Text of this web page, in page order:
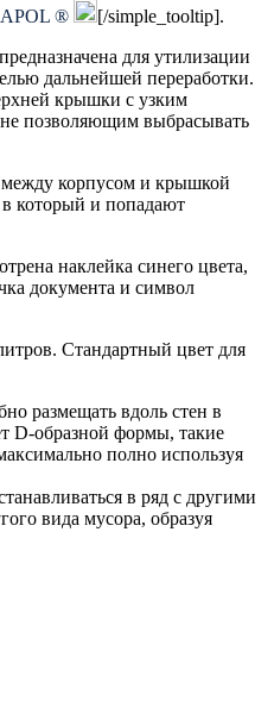
®
[/simple_tooltip].
для утилизации
дальнейшей переработки.
крышки с узким
позволяющим выбрасывать
корпусом и крышкой
который и попадают
наклейка синего цвета,
документа и символ
Стандартный цвет для
размещать вдоль стен в
D-образной формы, такие
полно используя
в ряд с другими
вида мусора, образуя